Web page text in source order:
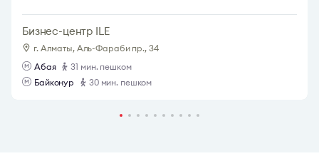
Бизнес-центр ILE
г. Алматы, Аль-Фараби пр., 34
Абая
31 мин. пешком
Байконур
30 мин. пешком